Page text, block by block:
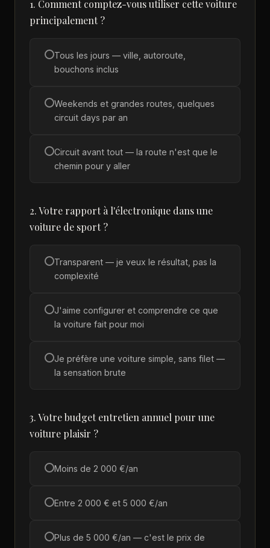
1. Comment comptez-vous utiliser cette voiture
principalement ?
Tous les jours — ville, autoroute,
bouchons inclus
Weekends et grandes routes, quelques
circuit days par an
Circuit avant tout — la route n'est que le
chemin pour y aller
2. Votre rapport à l'électronique dans une
voiture de sport ?
Transparent — je veux le résultat, pas la
complexité
J'aime configurer et comprendre ce que
la voiture fait pour moi
Je préfère une voiture simple, sans filet —
la sensation brute
3. Votre budget entretien annuel pour une
voiture plaisir ?
Moins de 2 000 €/an
Entre 2 000 € et 5 000 €/an
Plus de 5 000 €/an — c'est le prix de